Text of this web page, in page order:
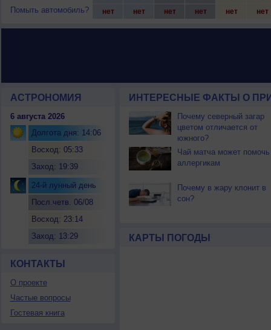
Помыть автомобиль? нет нет нет нет нет нет
АСТРОНОМИЯ
6 августа 2026
Долгота дня: 14:06
Восход: 05:33
Заход: 19:39
24-й лунный день
Посл.четв. 06/08
Восход: 23:14
Заход: 13:29
КОНТАКТЫ
О проекте
Частые вопросы
Гостевая книга
ИНТЕРЕСНЫЕ ФАКТЫ О
Почему северный загар
цветом отличается от
южного?
Чай матча может помочь
аллергикам
Почему в жару клонит в
сон?
КАРТЫ ПОГОДЫ